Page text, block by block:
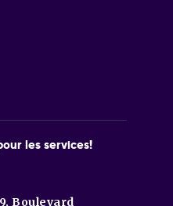
les services!
Boulevard